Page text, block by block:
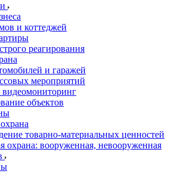
и коттеджей
реагирования
и гаражей
мероприятий
объектов
товарно-материальных ценностей
охрана: вооруженная, невооруженная